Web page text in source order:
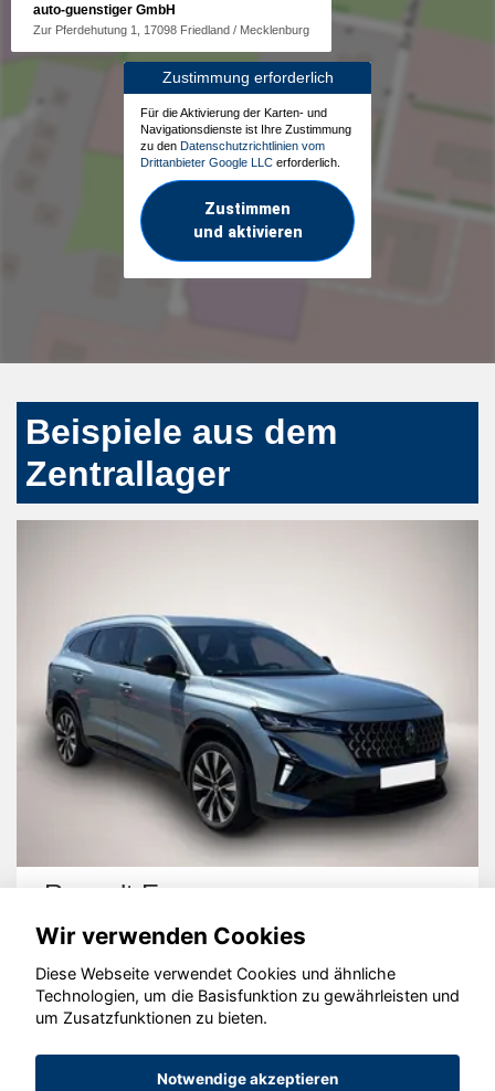
auto-guenstiger GmbH
Zur Pferdehutung 1, 17098 Friedland / Mecklenburg
Zustimmung erforderlich
Für die Aktivierung der Karten- und
Navigationsdienste ist Ihre Zustimmung
zu den Datenschutzrichtlinien vom
Drittanbieter Google LLC erforderlich.
Zustimmen
und aktivieren
Beispiele aus dem
Zentrallager
Renault Espace
© konjunkturmotor.de GmbH 2020 - 2026
Wir verwenden Cookies
Diese Webseite verwendet Cookies und ähnliche
Technologien, um die Basisfunktion zu gewährleisten und
um Zusatzfunktionen zu bieten.
Notwendige akzeptieren